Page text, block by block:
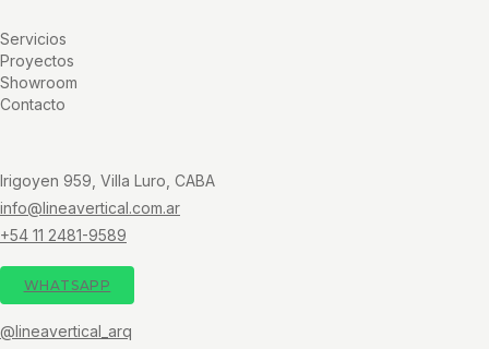
Servicios
Proyectos
Showroom
Contacto
Irigoyen 959, Villa Luro, CABA
info@lineavertical.com.ar
+54 11 2481-9589
WHATSAPP
@lineavertical_arq